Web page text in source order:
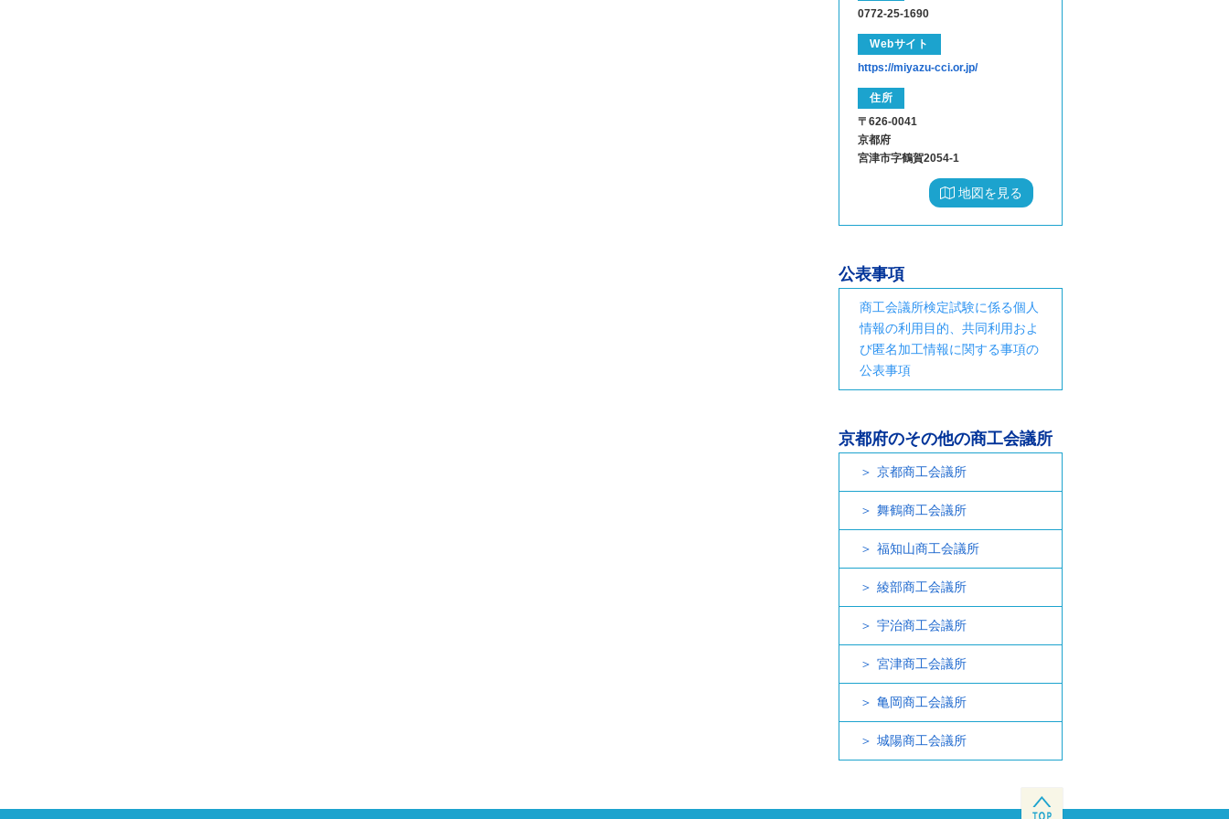
0772-25-1690
Webサイト
https://miyazu-cci.or.jp/
住所
〒626-0041
京都府
宮津市字鶴賀2054-1
地図を見る
公表事項
商工会議所検定試験に係る個人
情報の利用目的、共同利用およ
び匿名加工情報に関する事項の
公表事項
京都府のその他の商工会議所
京都商工会議所
舞鶴商工会議所
福知山商工会議所
綾部商工会議所
宇治商工会議所
宮津商工会議所
亀岡商工会議所
城陽商工会議所